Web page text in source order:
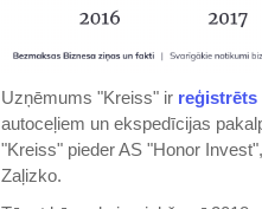
Uzņēmums "Kreiss" ir reģistrēts
autoceļiem un ekspedīcijas
"Kreiss" pieder AS "Honor
Zaļizko.